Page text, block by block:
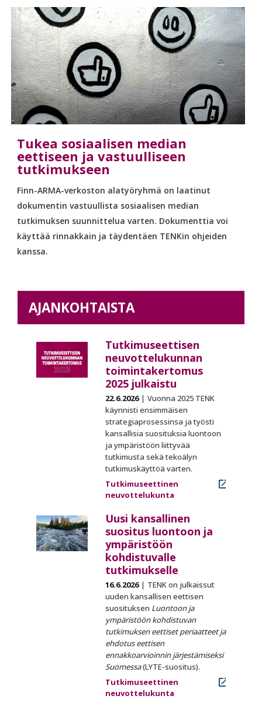
Tukea sosiaalisen median
eettiseen ja vastuulliseen
tutkimukseen
Finn-ARMA-verkoston alatyöryhmä on laatinut
dokumentin vastuullista sosiaalisen median
tutkimuksen suunnittelua varten. Dokumenttia voi
käyttää rinnakkain ja täydentäen TENKin ohjeiden
kanssa.
AJANKOHTAISTA
Tutkimuseettisen
neuvottelukunnan
toimintakertomus
2025 julkaistu
22.6.2026
Vuonna 2025 TENK
käynnisti ensimmäisen
strategiaprosessinsa ja työsti
kansallisia suosituksia luontoon
ja ympäristöön liittyvää
tutkimusta sekä tekoälyn
tutkimuskäyttöä varten.
Tutkimuseettinen
neuvottelukunta
Uusi kansallinen
suositus luontoon ja
ympäristöön
kohdistuvalle
tutkimukselle
16.6.2026
TENK on julkaissut
uuden kansallisen eettisen
suosituksen Luontoon ja
ympäristöön kohdistuvan
tutkimuksen eettiset periaatteet ja
ehdotus eettisen
ennakkoarvioinnin järjestämiseksi
Suomessa(LYTE-suositus).
Tutkimuseettinen
neuvottelukunta